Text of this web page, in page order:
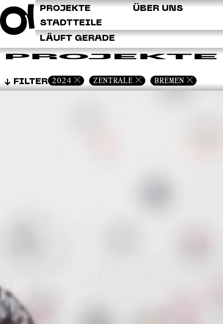
ÜBER UNS
PROJEKTE
STADTTEILE
LÄUFT GERADE
PROJEKTE
FILTER 2024 ZENTRALE BREMEN